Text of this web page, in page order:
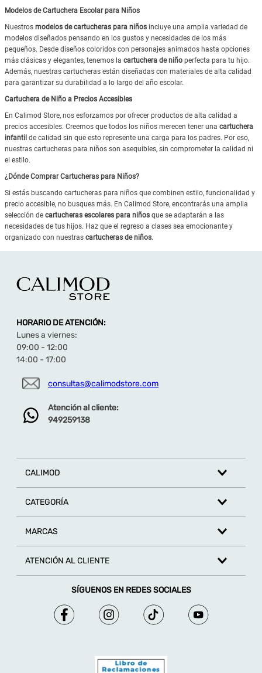
Modelos de Cartuchera Escolar para Niños
Nuestros modelos de cartucheras para niños incluye una amplia variedad de
modelos diseñados pensando en los gustos y necesidades de los más
pequeños. Desde diseños coloridos con personajes animados hasta opciones
más clásicas y elegantes, tenemos la cartuchera de niño perfecta para tu hijo.
Además, nuestras cartucheras están diseñadas con materiales de alta calidad
para garantizar su durabilidad a lo largo del año escolar.
Cartuchera de Niño a Precios Accesibles
En Calimod Store, nos esforzamos por ofrecer productos de alta calidad a
precios accesibles. Creemos que todos los niños merecen tener una cartuchera
infantil de calidad sin que esto represente una carga para los padres. Por eso,
nuestras cartucheras para niños son asequibles, sin comprometer la calidad ni
el estilo.
¿Dónde Comprar Cartucheras para Niños?
Si estás buscando cartucheras para niños que combinen estilo, funcionalidad y
precio accesible, no busques más. En Calimod Store, encontrarás una amplia
selección de cartucheras escolares para niños que se adaptarán a las
necesidades de tus hijos. Haz que el regreso a clases sea emocionante y
organizado con nuestras cartucheras de niños.
HORARIO DE ATENCIÓN:
Lunes a viernes:
09:00 - 12:00
14:00 - 17:00
consultas@calimodstore.com
Atención al cliente:
949259138
CALIMOD
CATEGORÍA
MARCAS
ATENCIÓN AL CLIENTE
SÍGUENOS EN REDES SOCIALES